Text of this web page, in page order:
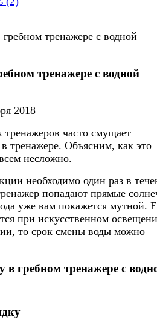
тренажере с водной
тренажере с водной
2018
тренажеров часто смущает
тренажере. Объясним, как это
несложно.
необходимо один раз в
попадают прямые
уже вам покажется мутной.
при искусственном
то срок смены воды можно